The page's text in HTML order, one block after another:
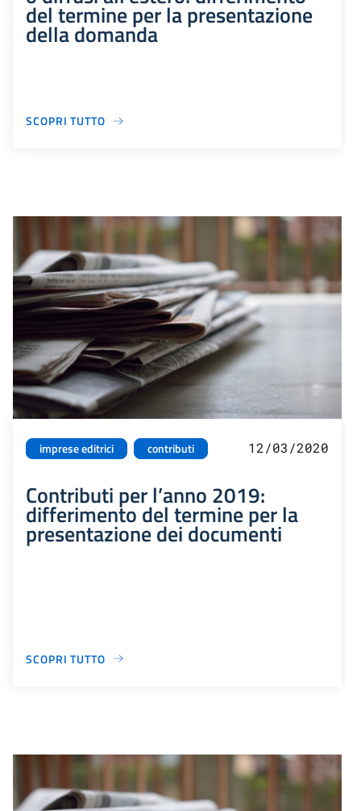
del termine per la presentazione
della domanda
SCOPRI TUTTO
imprese editrici contributi 12/03/2020
Contributi per l’anno 2019:
differimento del termine per la
presentazione dei documenti
SCOPRI TUTTO